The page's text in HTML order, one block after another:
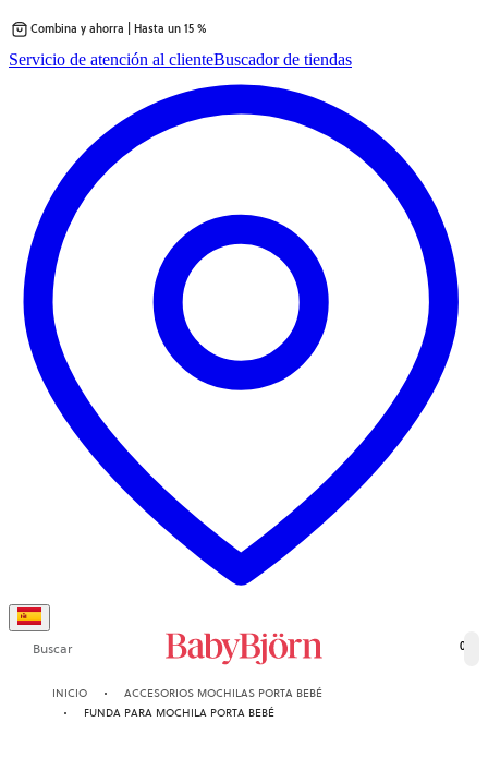
al
Combina y ahorra | Hasta un 15 %
Servicio de atención al clienteBuscador de tiendas
Buscar 0
INICIO
ACCESORIOS MOCHILAS PORTA BEBÉ
FUNDA PARA MOCHILA PORTA BEBÉ